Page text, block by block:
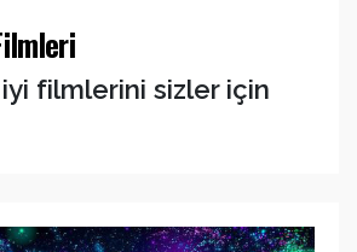
filmlerini sizler için